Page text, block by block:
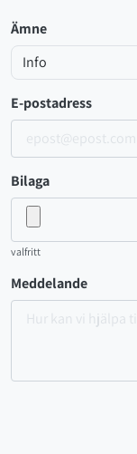
Ämne
E-postadress
Bilaga
valfritt
Meddelande